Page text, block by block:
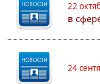
22
в
24